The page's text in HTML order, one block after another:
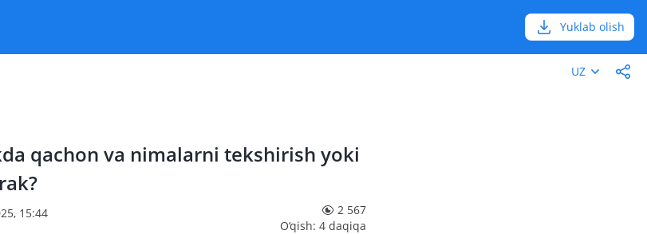
Yuklab olish
UZ
qachon va nimalarni tekshirish yoki
15:44
2 567
O‘qish: 4 daqiqa